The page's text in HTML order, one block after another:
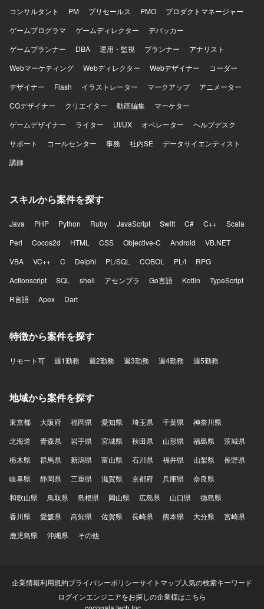
コンサルタント
PM プリセールス PMO
プロダクトマネージャー
ゲームプログラマ
ゲームディレクター
デバッカー
ゲームプランナー
DBA 運用・監視 プランナー
アナリスト
Webマーケティング
Webディレクター Webデザイナー
コーダー
デザイナー
Flash イラストレーター マークアップ
アニメーター
CGデザイナー
クリエイター 動画編集
マーケター
ゲームデザイナー
ライター UI/UX オペレーター
ヘルプデスク
サポート
コールセンター 事務 社内SE
データサイエンティスト
講師
スキルから案件を探す
Java PHP Python Ruby JavaScript Swift C# C++
Scala
Perl
Cocos2d HTML CSS Objective-C Android
VB.NET
VBA
VC++ C Delphi PL/SQL COBOL PL/I
RPG
Actionscript
SQL shell アセンブラ Go言語 Kotlin
TypeScript
R言語
Apex Dart
特徴から案件を探す
リモート可 週1勤務 週2勤務 週3勤務 週4勤務 週5勤務
地域から案件を探す
東京都 大阪府 福岡県 愛知県 埼玉県 千葉県
神奈川県
北海道
青森県 岩手県 宮城県 秋田県 山形県 福島県
茨城県
栃木県
群馬県 新潟県 富山県 石川県 福井県 山梨県
長野県
岐阜県
静岡県 三重県 滋賀県 京都府 兵庫県
奈良県
和歌山県
鳥取県 島根県 岡山県 広島県 山口県
徳島県
香川県
愛媛県 高知県 佐賀県 長崎県 熊本県 大分県
宮崎県
鹿児島県
沖縄県 その他
企業情報利用規約プライバシーポリシーサイトマップ人気の検索キーワード
ログインエンジニアをお探しの企業様はこちら